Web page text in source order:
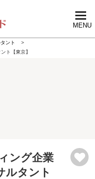
MENU
ント
ト【東京】
ング企業
ルタント